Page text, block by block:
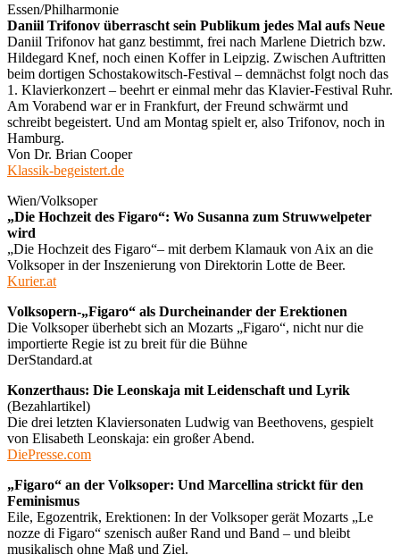
Essen/Philharmonie
Daniil Trifonov überrascht sein Publikum jedes Mal aufs Neue
Daniil Trifonov hat ganz bestimmt, frei nach Marlene Dietrich bzw.
Hildegard Knef, noch einen Koffer in Leipzig. Zwischen Auftritten
beim dortigen Schostakowitsch-Festival – demnächst folgt noch das
1. Klavierkonzert – beehrt er einmal mehr das Klavier-Festival Ruhr.
Am Vorabend war er in Frankfurt, der Freund schwärmt und
schreibt begeistert. Und am Montag spielt er, also Trifonov, noch in
Hamburg.
Von Dr. Brian Cooper
Klassik-begeistert.de
Wien/Volksoper
„Die Hochzeit des Figaro“: Wo Susanna zum Struwwelpeter
wird
„Die Hochzeit des Figaro“– mit derbem Klamauk von Aix an die
Volksoper in der Inszenierung von Direktorin Lotte de Beer.
Kurier.at
Volksopern-„Figaro“ als Durcheinander der Erektionen
Die Volksoper überhebt sich an Mozarts „Figaro“, nicht nur die
importierte Regie ist zu breit für die Bühne
DerStandard.at
Konzerthaus: Die Leonskaja mit Leidenschaft und Lyrik
(Bezahlartikel)
Die drei letzten Klaviersonaten Ludwig van Beethovens, gespielt
von Elisabeth Leonskaja: ein großer Abend.
DiePresse.com
„Figaro“ an der Volksoper: Und Marcellina strickt für den
Feminismus
Eile, Egozentrik, Erektionen: In der Volksoper gerät Mozarts „Le
nozze di Figaro“ szenisch außer Rand und Band – und bleibt
musikalisch ohne Maß und Ziel.